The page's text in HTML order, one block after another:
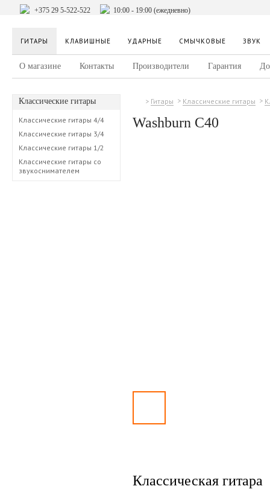
+375 29 5-522-522 10:00 - 19:00 (ежедневно)
ГИТАРЫ КЛАВИШНЫЕ УДАРНЫЕ СМЫЧКОВЫЕ ЗВУК
О магазине Контакты Производители Гарантия
Классические гитары
Классические гитары 4/4
Классические гитары 3/4
Классические гитары 1/2
Классические гитары со
звукоснимателем
Гитары Классические гитары
Washburn C40
Классическая гитара